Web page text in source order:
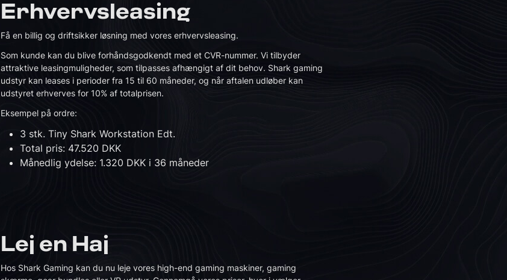
Erhvervsleasing
Få en billig og driftsikker løsning med vores erhvervsleasing.
Som kunde kan du blive forhåndsgodkendt med et CVR-nummer. Vi tilbyder
attraktive leasingmuligheder, som tilpasses afhængigt af dit behov. Shark gaming
udstyr kan leases i perioder fra 15 til 60 måneder, og når aftalen udløber kan
udstyret erhverves for 10% af totalprisen.
Eksempel på ordre:
3 stk. Tiny Shark Workstation Edt.
Total pris: 47.520 DKK
Månedlig ydelse: 1.320 DKK i 36 måneder
Lej en Haj
Hos Shark Gaming kan du nu leje vores high-end gaming maskiner, gaming